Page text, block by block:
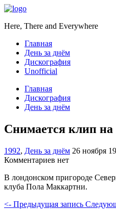
Here, There and Everywhere
Главная
День за днём
Дискография
Unofficial
Главная
Дискография
День за днём
Снимается клип
1992, День за днём 26 ноября
Комментариев нет
В лондонском пригороде
клуба Пола Маккартни.
<- Предыдущая запись